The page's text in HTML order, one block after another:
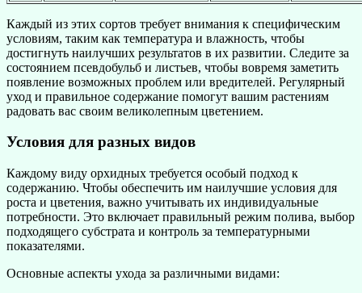
Каждый из этих сортов требует внимания к специфическим
условиям, таким как температура и влажность, чтобы
достигнуть наилучших результатов в их развитии. Следите за
состоянием псевдобульб и листьев, чтобы вовремя заметить
появление возможных проблем или вредителей. Регулярный
уход и правильное содержание помогут вашим растениям
радовать вас своим великолепным цветением.
Условия для разных видов
Каждому виду орхидных требуется особый подход к
содержанию. Чтобы обеспечить им наилучшие условия для
роста и цветения, важно учитывать их индивидуальные
потребности. Это включает правильный режим полива, выбор
подходящего субстрата и контроль за температурными
показателями.
Основные аспекты ухода за различными видами: